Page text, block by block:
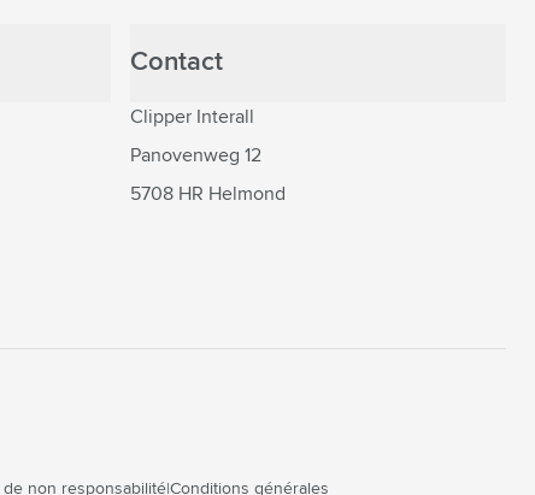
Contact
Clipper Interall
Panovenweg 12
5708 HR Helmond
de non responsabilité Conditions générales